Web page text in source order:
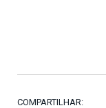
COMPARTILHAR: